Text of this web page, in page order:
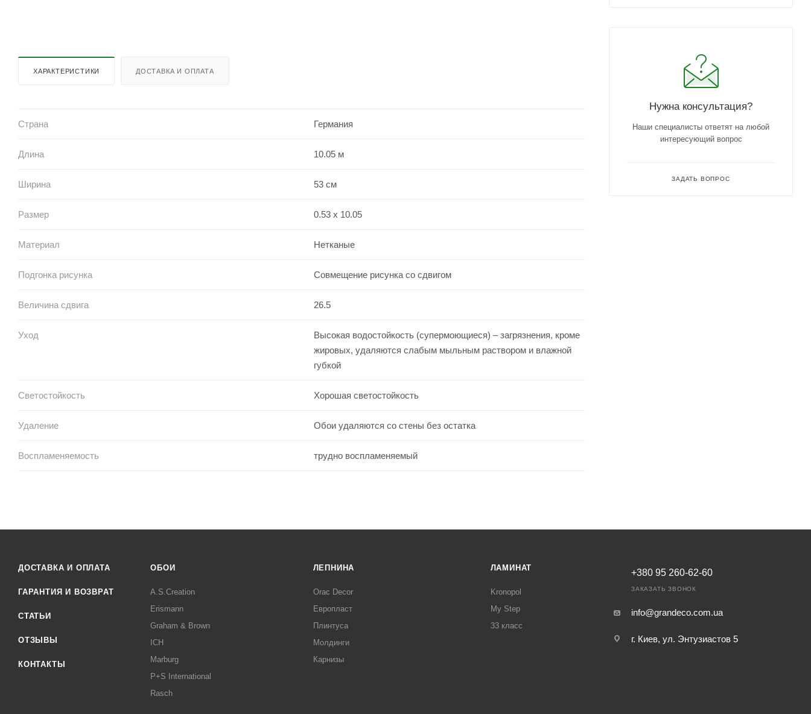
ХАРАКТЕРИСТИКИ ДОСТАВКА И ОПЛАТА
Страна Германия
Длина 10.05 м
Ширина 53 см
Размер 0.53 x 10.05
Материал Нетканые
Подгонка рисунка Совмещение рисунка со сдвигом
Величина сдвига 26.5
Уход
Высокая водостойкость (супермоющиеся) – загрязнения, кроме
жировых, удаляются слабым мыльным раствором и влажной
губкой
Светостойкость Хорошая светостойкость
Удаление Обои удаляются со стены без остатка
Воспламеняемость трудно воспламеняемый
Нужна консультация?
Наши специалисты ответят на любой
интересующий вопрос
ЗАДАТЬ ВОПРОС
ДОСТАВКА И ОПЛАТА
ГАРАНТИЯ И ВОЗВРАТ
СТАТЬИ
ОТЗЫВЫ
КОНТАКТЫ
ОБОИ
A.S.Creation
Erismann
Graham & Brown
ICH
Marburg
P+S International
Rasch
ЛЕПНИНА
Orac Decor
Европласт
Плинтуса
Молдинги
Карнизы
ЛАМИНАТ
Kronopol
My Step
33 класс
+380 95 260-62-60
ЗАКАЗАТЬ ЗВОНОК
info@grandeco.com.ua
г. Киев, ул. Энтузиастов 5